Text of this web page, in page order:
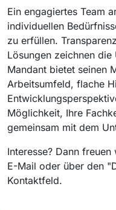
Ein engagiertes Team
individuellen
zu erfüllen.
Lösungen zeichnen die
Mandant bietet seinen
Arbeitsumfeld, flache
Möglichkeit, Ihre
gemeinsam mit dem
Interesse? Dann
E-Mail oder über den
Kontaktfeld.